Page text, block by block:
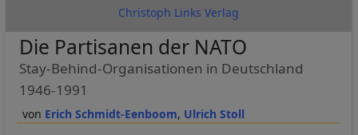
Christoph Links Verlag
Erich Schmidt-Eenboom Ulrich Stoll
Die Partisanen der NATO
Stay-Behind-Organisationen in Deutschland
1946-1991